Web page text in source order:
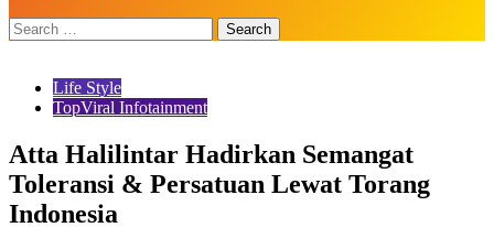
Life Style
TopViral Infotainment
Atta Halilintar Hadirkan Semangat
Toleransi & Persatuan Lewat Torang
Indonesia